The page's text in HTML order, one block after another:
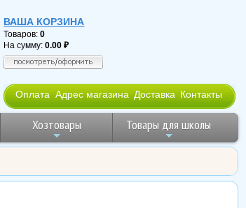
ВАША КОРЗИНА
Товаров:0
На сумму:0.00
Оплата Адрес магазина Доставка Контакты
Хозтовары Товары для школы